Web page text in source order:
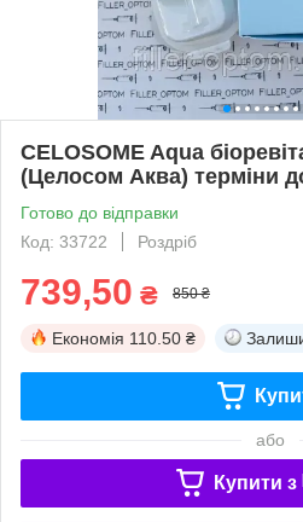
CELOSOME Aqua
(Целосом Аква) терміни
Готово до відправки
Код: 33722
Роздріб
739,50 ₴ 850 ₴
Економія 110.50 ₴
або
Купити з